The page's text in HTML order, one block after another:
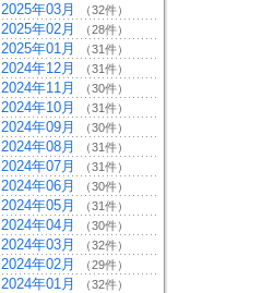
2025年03月 （32件）
2025年02月 （28件）
2025年01月 （31件）
2024年12月 （31件）
2024年11月 （30件）
2024年10月 （31件）
2024年09月 （30件）
2024年08月 （31件）
2024年07月 （31件）
2024年06月 （30件）
2024年05月 （31件）
2024年04月 （30件）
2024年03月 （32件）
2024年02月 （29件）
2024年01月 （32件）